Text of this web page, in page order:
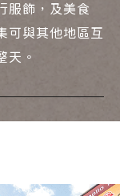
服飾，及美食
可與其他地區互
天。